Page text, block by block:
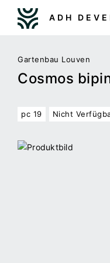
ADH
Gartenbau Louven
Cosmos
pc 19 Nicht